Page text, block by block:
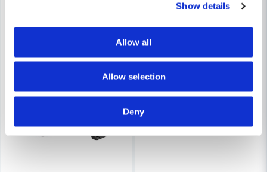
Show details
Allow all
Allow selection
Deny